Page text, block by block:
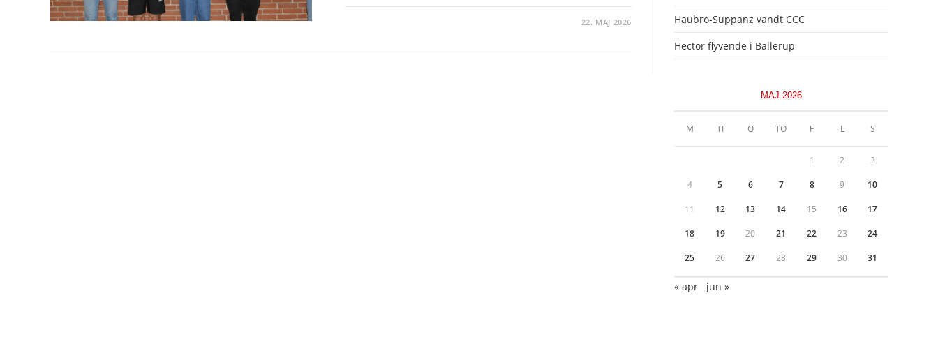
22. MAJ 2026
Haubro-Suppanz vandt CCC
Hector flyvende i Ballerup
MAJ 2026
M TI O TO F L S
1 2 3
4 5 6 7 8 9 10
11 12 13 14 15 16 17
18 19 20 21 22 23 24
25 26 27 28 29 30 31
« apr jun »